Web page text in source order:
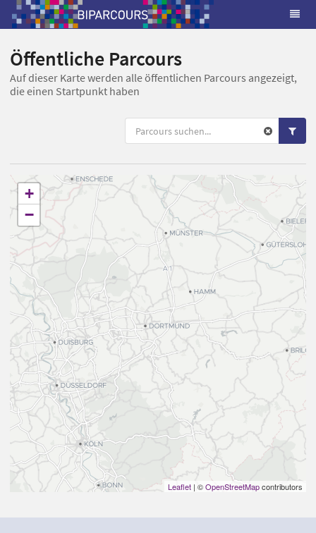
Öffentliche Parcours
Auf dieser Karte werden alle öffentlichen Parcours angezeigt,
die einen Startpunkt haben
+
−
Leaflet | ©OpenStreetMapcontributors